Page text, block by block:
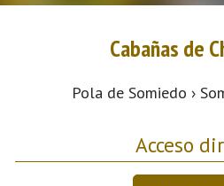
Cabañas de
Pola de Somiedo ›
Acceso